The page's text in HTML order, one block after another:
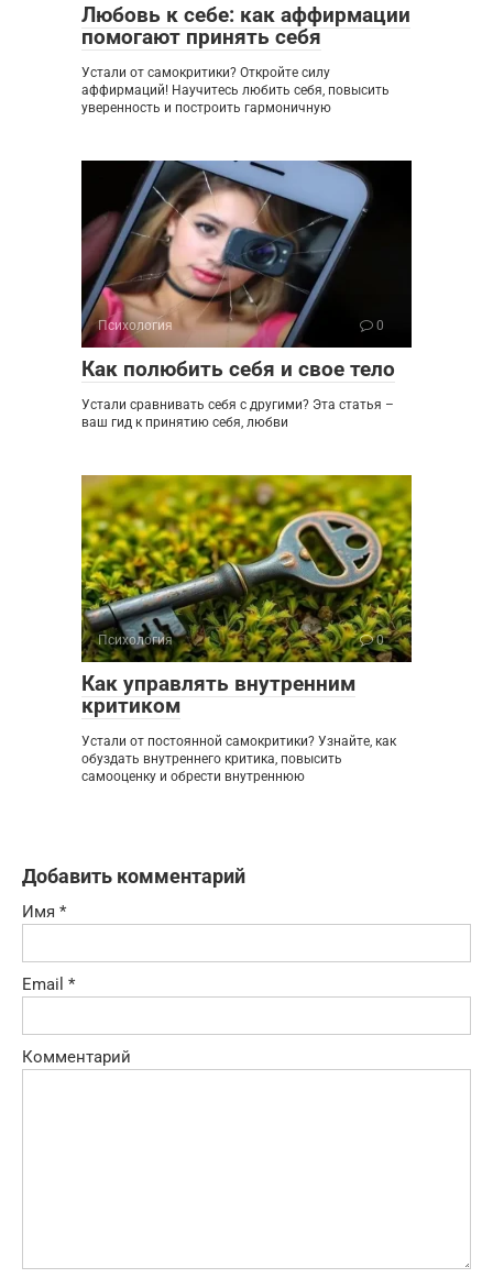
Любовь к себе: как аффирмации
помогают принять себя
Устали от самокритики? Откройте силу
аффирмаций! Научитесь любить себя, повысить
уверенность и построить гармоничную
Психология 0
Как полюбить себя и свое тело
Устали сравнивать себя с другими? Эта статья –
ваш гид к принятию себя, любви
Психология 0
Как управлять внутренним
критиком
Устали от постоянной самокритики? Узнайте, как
обуздать внутреннего критика, повысить
самооценку и обрести внутреннюю
Добавить комментарий
Имя *
Email *
Комментарий